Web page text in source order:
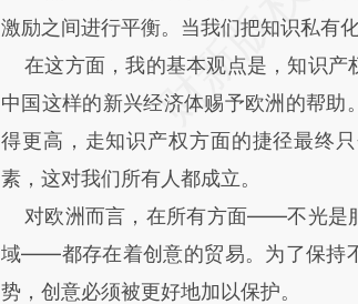
激励之间进行平衡。当我们把知识私有
在这方面，我的基本观点是，知识产
中国这样的新兴经济体赐予欧洲的帮
得更高，走知识产权方面的捷径最终
素，这对我们所有人都成立。
对欧洲而言，在所有方面——不光是
域——都存在着创意的贸易。为了保持
势，创意必须被更好地加以保护。